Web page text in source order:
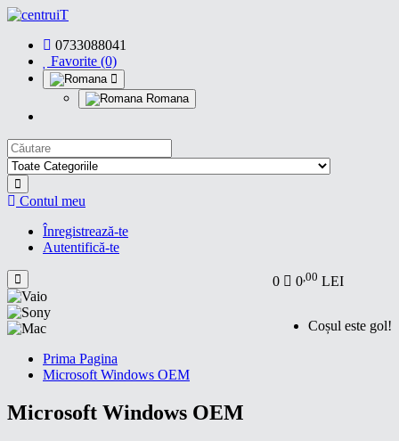
0733088041
Favorite (0)
Romana
Contul meu
Înregistrează-te
Autentifică-te
0 0,00 LEI
Coșul este gol!
Prima Pagina
Microsoft Windows OEM
Microsoft Windows OEM